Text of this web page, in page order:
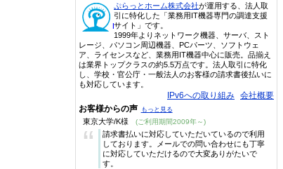
ぷらっとホーム株式会社が運用する、法人取
引に特化した「業務用IT機器専門の調達支援
サイト」です。
1999年よりネットワーク機器、サーバ、スト
レージ、パソコン周辺機器、PCパーツ、ソフトウェ
ア、ライセンスなど、業務用IT機器中心に販売。品揃え
は業界トップクラスの約5.5万点です。法人取引に特化
し、学校・官公庁・一般法人のお客様の請求書後払いに
も対応しています。
IPv6への取り組み 会社概要
お客様からの声 もっと見る
東京大学/K様 (ご利用期間2009年～)
“
請求書払いに対応していただいているので利用
しております。メールでの問い合わせにも丁寧
に対応していただけるので大変ありがたいで
す。